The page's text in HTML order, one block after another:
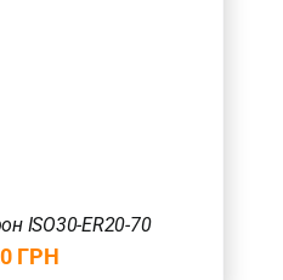
ISO30-ER20-70
ГРН